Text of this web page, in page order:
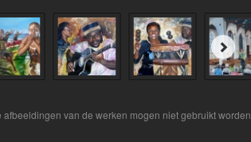
van de werken mogen niet gebruikt worden